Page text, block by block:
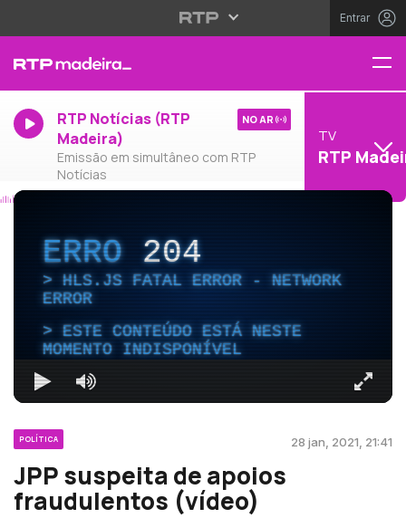
Entrar
RTP Notícias (RTP
Madeira)
Emissão em simultâneo com RTP
Notícias
NO AR
TV
RTP
ERRO204
HLS.JS FATAL ERROR - NETWORK
ERROR
ESTE CONTEÚDO ESTÁ NESTE
MOMENTO INDISPONÍVEL
POLÍTICA 28 jan, 2021, 21:41
JPP suspeita de apoios
fraudulentos (vídeo)